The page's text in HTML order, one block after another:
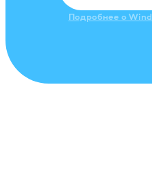
Подробнее о